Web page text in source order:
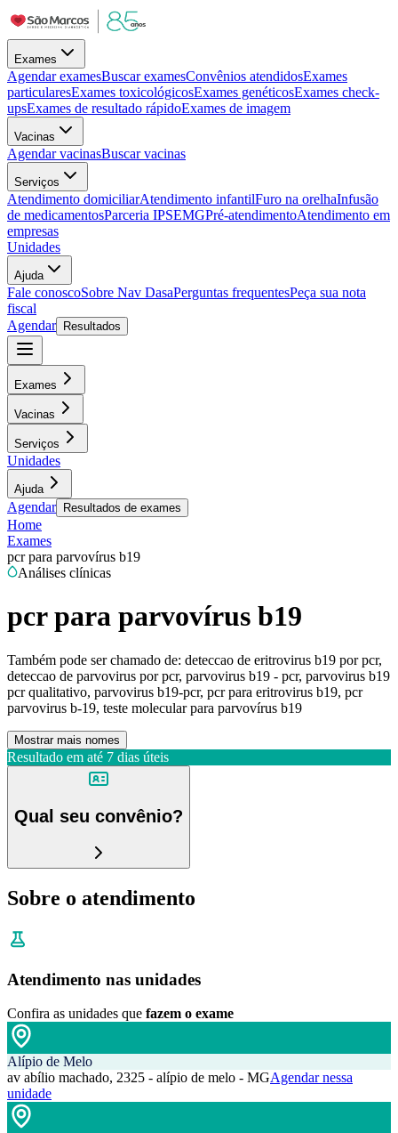
Exames
Agendar examesBuscar examesConvênios atendidosExames
particularesExames toxicológicosExames genéticosExames check-
upsExames de resultado rápidoExames de imagem
Vacinas
Agendar vacinasBuscar vacinas
Serviços
Atendimento domiciliarAtendimento infantilFuro na orelhaInfusão
de medicamentosParceria IPSEMGPré-atendimentoAtendimento em
empresas
Unidades
Ajuda
Fale conoscoSobre Nav DasaPerguntas frequentesPeça sua nota
fiscal
Agendar
Resultados
Exames
Vacinas
Serviços
Unidades
Ajuda
Agendar Resultados de exames
Home
Exames
pcr para parvovírus b19
Análises clínicas
pcr para parvovírus b19
Também pode ser chamado de: deteccao de eritrovirus b19 por pcr,
deteccao de parvovirus por pcr, parvovirus b19 - pcr, parvovirus b19
pcr qualitativo, parvovirus b19-pcr, pcr para eritrovirus b19, pcr
parvovirus b-19, teste molecular para parvovírus b19
Mostrar mais nomes
Resultado em até 7 dias úteis
Qual seu convênio?
Sobre o atendimento
Atendimento nas unidades
Confira as unidades que fazem o exame
Alípio de Melo
av abílio machado, 2325 - alípio de melo - MGAgendar nessa
unidade